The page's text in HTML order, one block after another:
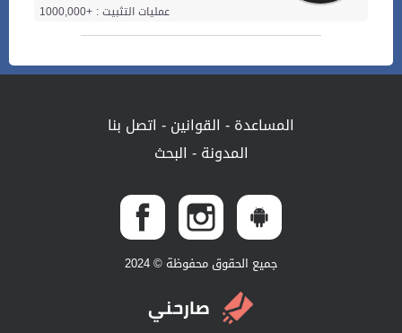
عمليات التثبيت : +1000,000
المساعدة- القوانين- اتصل بنا
المدونة- البحث
جميع الحقوق محفوظة © 2024